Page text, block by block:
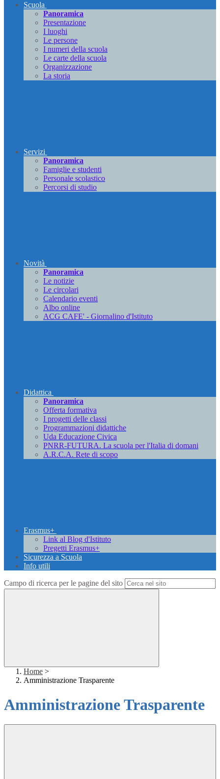
Scuola
Panoramica
Presentazione
I luoghi
Le persone
I numeri della scuola
Le carte della scuola
Organizzazione
La storia
Servizi
Panoramica
Famiglie e studenti
Personale scolastico
Percorsi di studio
Novità
Panoramica
Le notizie
Le circolari
Calendario eventi
Albo online
ACG CAFE' - Giornalino d'Istituto
Didattica
Panoramica
Offerta formativa
I progetti delle classi
Programmazioni didattiche
Uda Educazione Civica
PNRR-FUTURA. La scuola per l'Italia di domani
A.R.C.A. Rete di scopo
Erasmus+
Link al Blog d'Istituto
Pregetti Erasmus+
Sicurezza a Scuola
Info utili
Campo di ricerca per le pagine del sito
Home >
Amministrazione Trasparente
Amministrazione Trasparente